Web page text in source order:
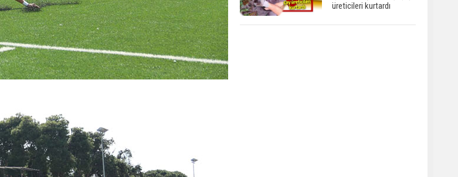
üreticileri kurtardı